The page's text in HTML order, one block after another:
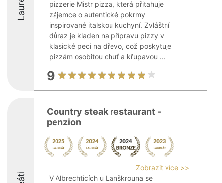
pizzerie Mistr pizza, která přitahuje
zájemce o autentické pokrmy
inspirované italskou kuchyní. Zvláštní
důraz je kladen na přípravu pizzy v
klasické peci na dřevo, což poskytuje
pizzám osobitou chuť a křupavou ...
9
Country steak restaurant -
penzion
Zobrazit více >>
V Albrechticích u Lanškrouna se